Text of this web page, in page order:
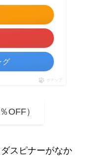
グ
ポチップ
OFF）
スピナーがなか